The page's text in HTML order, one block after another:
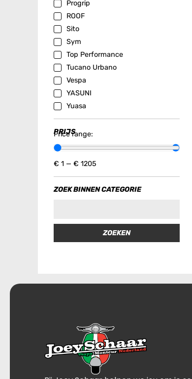
Progrip
ROOF
Sito
Sym
Top Performance
Tucano Urbano
Vespa
YASUNI
Yuasa
PRIJS
Price range:
€ 1 — € 1205
ZOEK BINNEN CATEGORIE
ZOEKEN